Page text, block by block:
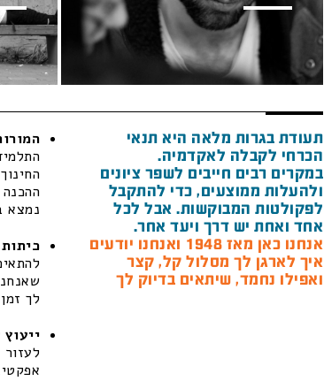
תעודת בגרות מלאה היא תנאי
הכרחי לקבלה לאקדמיה.
במקרים רבים חייבים לשפר ציונים
ולהעלות ממוצעים, כדי להתקבל
לפקולטות המבוקשות. אבל לכל
אחד ואחת יש דרך ויעד אחר.
אנחנו כאן מאז 1948 ואנחנו יודעים
איך לארגן לך מסלול קל, קצר
ואפילו נחמד, שיתאים בדיוק לך
נמצא
לך